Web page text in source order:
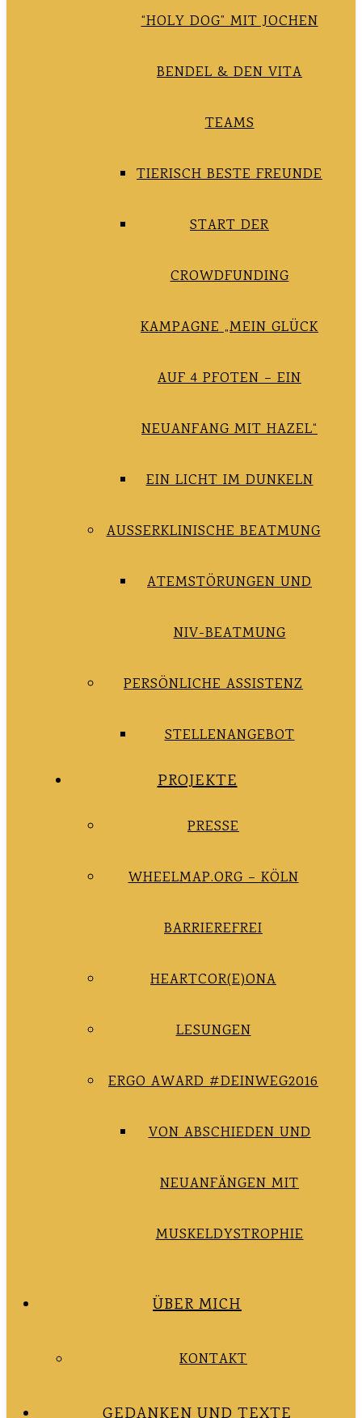
“HOLY DOG” MIT JOCHEN
BENDEL & DEN VITA
TEAMS
TIERISCH BESTE FREUNDE
START DER
CROWDFUNDING
KAMPAGNE „MEIN GLÜCK
AUF 4 PFOTEN – EIN
NEUANFANG MIT HAZEL“
EIN LICHT IM DUNKELN
AUSSERKLINISCHE BEATMUNG
ATEMSTÖRUNGEN UND
NIV-BEATMUNG
PERSÖNLICHE ASSISTENZ
STELLENANGEBOT
PROJEKTE
PRESSE
WHEELMAP.ORG – KÖLN
BARRIEREFREI
HEARTCOR(E)ONA
LESUNGEN
ERGO AWARD #DEINWEG2016
VON ABSCHIEDEN UND
NEUANFÄNGEN MIT
MUSKELDYSTROPHIE
ÜBER MICH
KONTAKT